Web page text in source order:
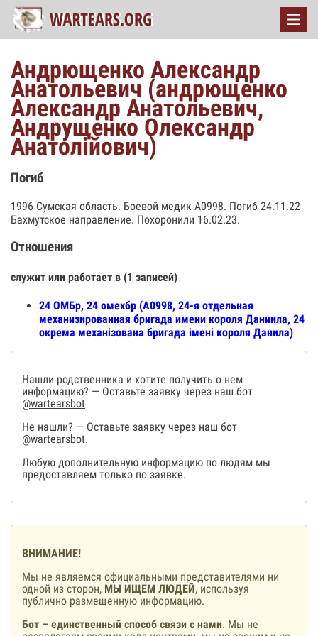
Андрющенко Александр
Анатольевич (андрющенко
Александр Анатольевич,
Андрущенко Олександр
Анатолійович)
Погиб
1996 Сумская область. Боевой медик А0998. Погиб 24.11.22
Бахмутское направление. Похоронили 16.02.23.
Отношения
служит или работает в (1 записей)
24 ОМБр, 24 омехбр (А0998, 24-я отдельная
механизированная бригада имени короля Даниила, 24
окрема механізована бригада імені короля Данила)
Нашли родственника и хотите получить о нем
информацию? — Оставьте заявку через наш бот
@wartearsbot
Не нашли? — Оставьте заявку через наш бот
@wartearsbot.
Любую дополнительную информацию по людям мы
предоставляем только по заявке.
ВНИМАНИЕ!
Мы не являемся официальными представителями ни
одной из сторон, МЫ ИЩЕМ ЛЮДЕЙ, используя
публично размещенную информацию.
Бот – единственный способ связи с нами. Мы не